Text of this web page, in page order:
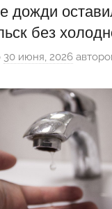
дожди
без
30 июня, 2026